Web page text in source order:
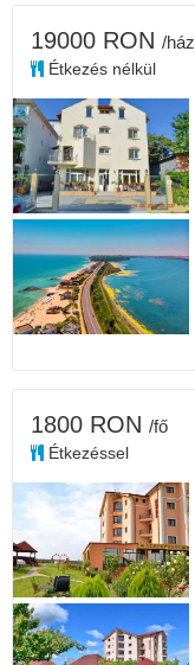
19000 RON /ház
Étkezés nélkül
1800 RON /fő
Étkezéssel